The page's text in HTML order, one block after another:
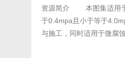
资源简介 本图集适用于
于0.4mpa且小于等于
与施工，同时适用于微腐